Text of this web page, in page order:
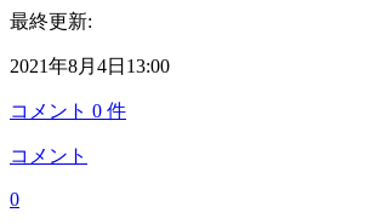
最終更新:
2021年8月4日13:00
コメント 0 件
コメント
0